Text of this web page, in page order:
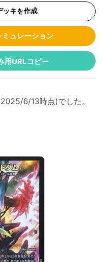
ッキを作成
ュレーション
用URLコピー
6/13時点)でした。